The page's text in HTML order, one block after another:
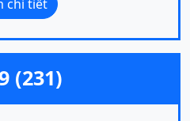
chi tiết
(231)